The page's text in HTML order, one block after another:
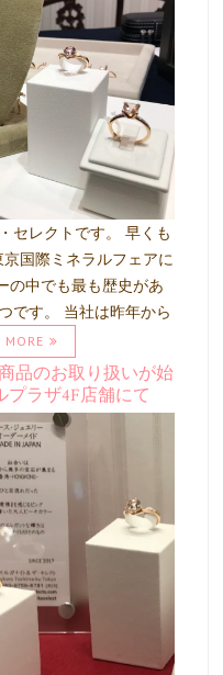
セレクトです。 早くも
国際ミネラルフェアに
の中でも最も歴史があ
です。 当社は昨年から
MORE
品のお取り扱いが始
プラザ4F店舗にて